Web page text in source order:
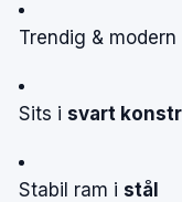
Trendig &
Sits i svart
Stabil ram i stål